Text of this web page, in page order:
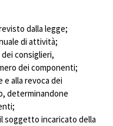
dalla legge;
di attività;
consiglieri,
dei componenti;
alla revoca dei
determinandone
soggetto incaricato della